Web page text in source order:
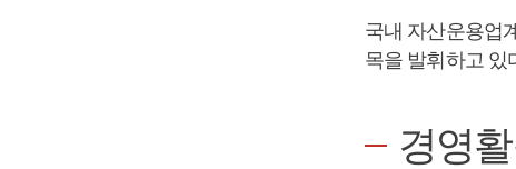
국내 자산운용업
목을 발휘하고 있
경영